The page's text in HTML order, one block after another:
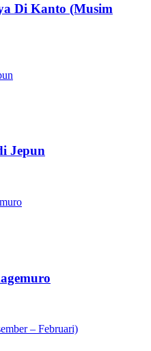
Di Kanto (Musim
Jepun